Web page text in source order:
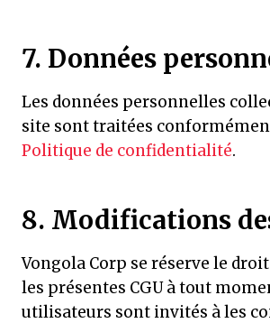
7. Données
Les données personnelles
site sont traitées
Politique de confidentialité.
8. Modifications
Vongola Corp se réserve le
les présentes CGU à tout
utilisateurs sont invités à les